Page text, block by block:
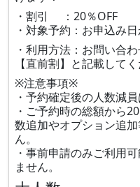
・割引 ：20％OFF
・対象予約：お申込み
・利用方法：お問い合
【直前割】と記載してく
※注意事項※
・予約確定後の人数減員
・ご予約時の総額から
数追加やオプション追
ん。
・事前申請のみご利用
ません。